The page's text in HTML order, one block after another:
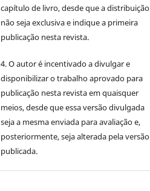
capítulo de livro, desde que a distribuição
não seja exclusiva e indique a primeira
publicação nesta revista.
4. O autor é incentivado a divulgar e
disponibilizar o trabalho aprovado para
publicação nesta revista em quaisquer
meios, desde que essa versão divulgada
seja a mesma enviada para avaliação e,
posteriormente, seja alterada pela versão
publicada.